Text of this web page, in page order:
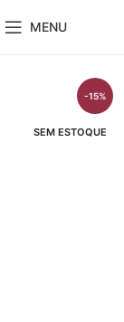
MENU
-15%
SEM ESTOQUE